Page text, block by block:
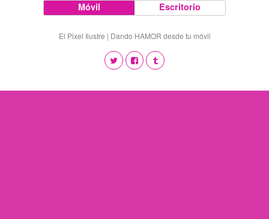
Móvil Escritorio
El Pixel Ilustre | Dando HAMOR desde tu móvil